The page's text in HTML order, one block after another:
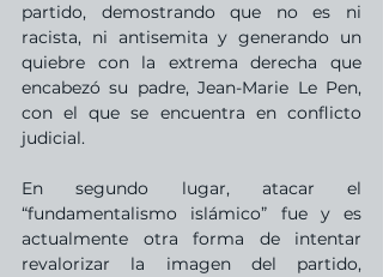
partido, demostrando que no es ni
racista, ni antisemita y generando un
quiebre con la extrema derecha que
encabezó su padre, Jean-Marie Le Pen,
con el que se encuentra en conflicto
judicial.
En segundo lugar, atacar el
“fundamentalismo islámico” fue y es
actualmente otra forma de intentar
revalorizar la imagen del partido,